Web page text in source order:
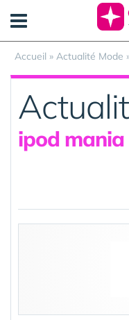
Accueil » Actualité Mode
ipod mania
Panneau de gestion des